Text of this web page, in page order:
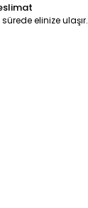
elinize ulaşır.